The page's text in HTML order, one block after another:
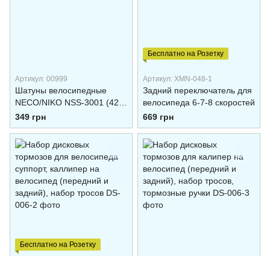
Артикул: 00999
Шатуны велосипедные
NECO/NIKO NSS-3001 (42-
34-24) L-170 mm.
349 грн
Бесплатно на Розетку
Артикул: XMN-048-1
Задний переключатель для
велосипеда 6-7-8 скоростей
669 грн
Бесплатно на Розетку